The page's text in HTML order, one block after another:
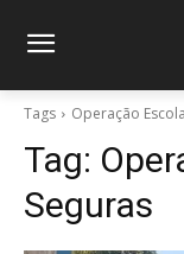
Tags Operação
Tag:
Seguras